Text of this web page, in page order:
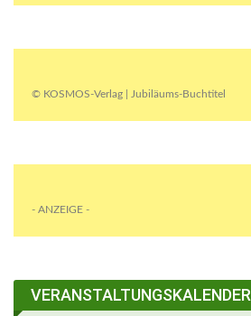
© KOSMOS-Verlag | Jubiläums-Buchtitel
- ANZEIGE -
VERANSTALTUNGSKALENDER